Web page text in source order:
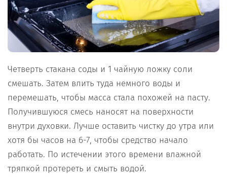
Четверть стакана соды и 1 чайную ложку соли
смешать. Затем влить туда немного воды и
перемешать, чтобы масса стала похожей на пасту.
Получившуюся смесь наносят на поверхности
внутри духовки. Лучше оставить чистку до утра или
хотя бы часов на 6-7, чтобы средство начало
работать. По истечении этого времени влажной
тряпкой протереть и смыть водой.